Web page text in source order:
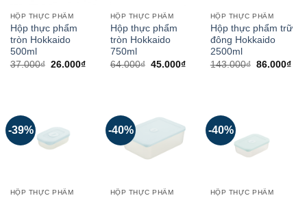
HỘP THỰC PHẨM
Hộp thực phẩm
tròn Hokkaido
500ml
37.000₫ 26.000₫
HỘP THỰC PHẨM
Hộp thực phẩm
tròn Hokkaido
750ml
64.000₫ 45.000₫
HỘP THỰC PHẨM
Hộp thực phẩm trữ
đông Hokkaido
2500ml
143.000₫ 86.000₫
-39%
HỘP THỰC PHẨM
-40%
HỘP THỰC PHẨM
-40%
HỘP THỰC PHẨM